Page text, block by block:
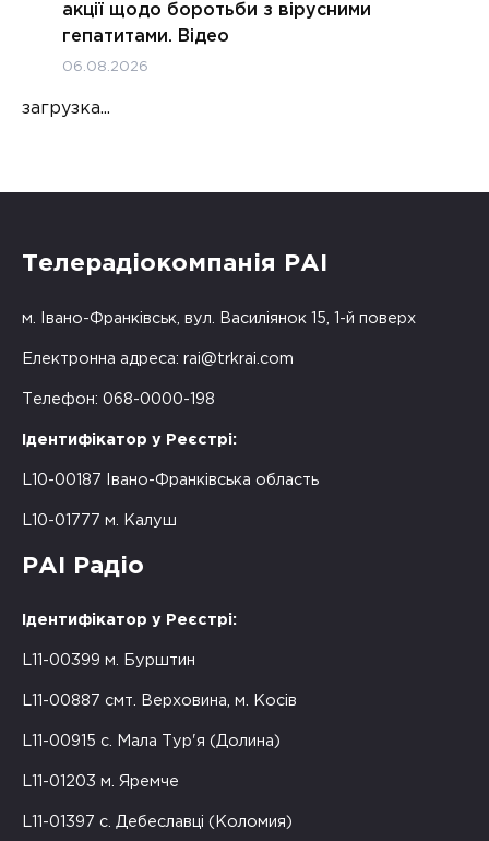
акції щодо боротьби з вірусними
гепатитами. Відео
06.08.2026
загрузка...
Телерадіокомпанія РАІ
м. Івано-Франківськ, вул. Василіянок 15, 1-й поверх
Електронна адреса: rai@trkrai.com
Телефон: 068-0000-198
Ідентифікатор у Реєстрі:
L10-00187 Івано-Франківська область
L10-01777 м. Калуш
РАІ Радіо
Ідентифікатор у Реєстрі:
L11-00399 м. Бурштин
L11-00887 смт. Верховина, м. Косів
L11-00915 с. Мала Тур'я (Долина)
L11-01203 м. Яремче
L11-01397 с. Дебеславці (Коломия)